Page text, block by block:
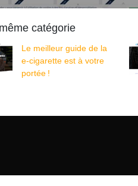
catégorie
Le meilleur guide de la
e-cigarette est à votre
portée !